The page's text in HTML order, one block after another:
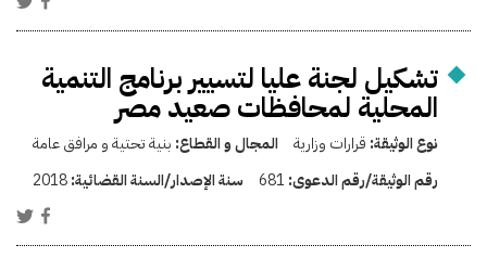
تشكيل لجنة عليا لتسيير برنامج التنمية
المحلية لمحافظات صعيد مصر
نوع الوثيقة: قرارات وزارية المجال و القطاع: بنية تحتية و مرافق عامة
رقم الوثيقة/رقم الدعوى: 681 سنة الإصدار/السنة القضائية:2018